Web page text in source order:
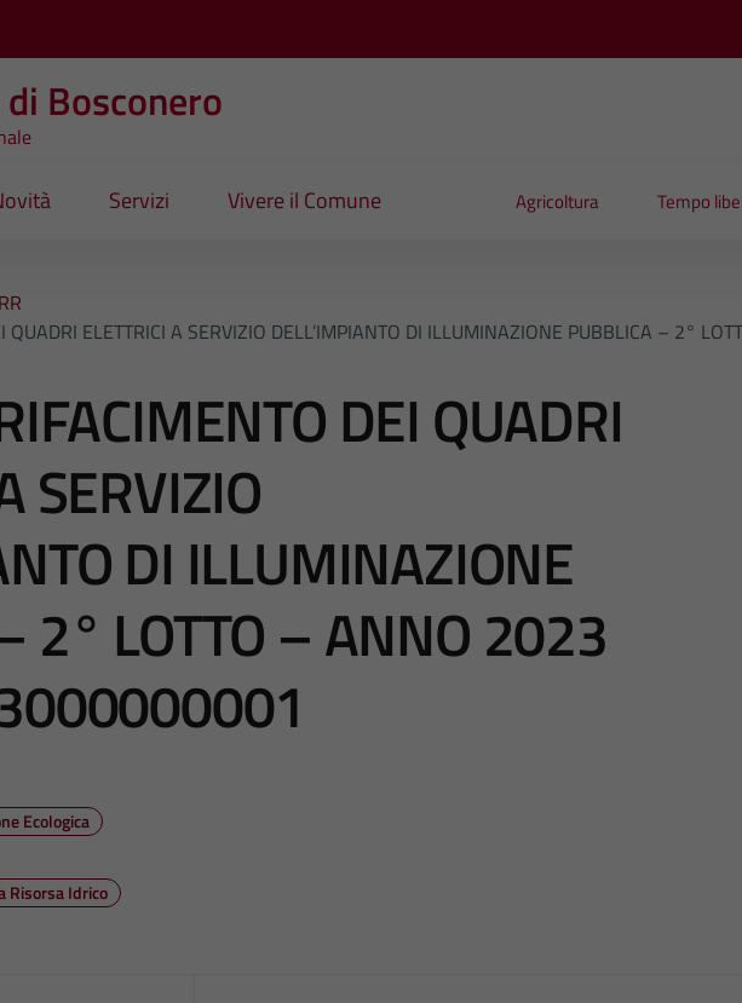
Bosconero
Servizi Vivere il Comune Agricoltura Tempo
QUADRI ELETTRICI A SERVIZIO DELL’IMPIANTO DI ILLUMINAZIONE PUBBLICA – 2°
DEI QUADRI
SERVIZIO
DI ILLUMINAZIONE
2° LOTTO – ANNO 2023
Ecologica
Risorsa Idrico